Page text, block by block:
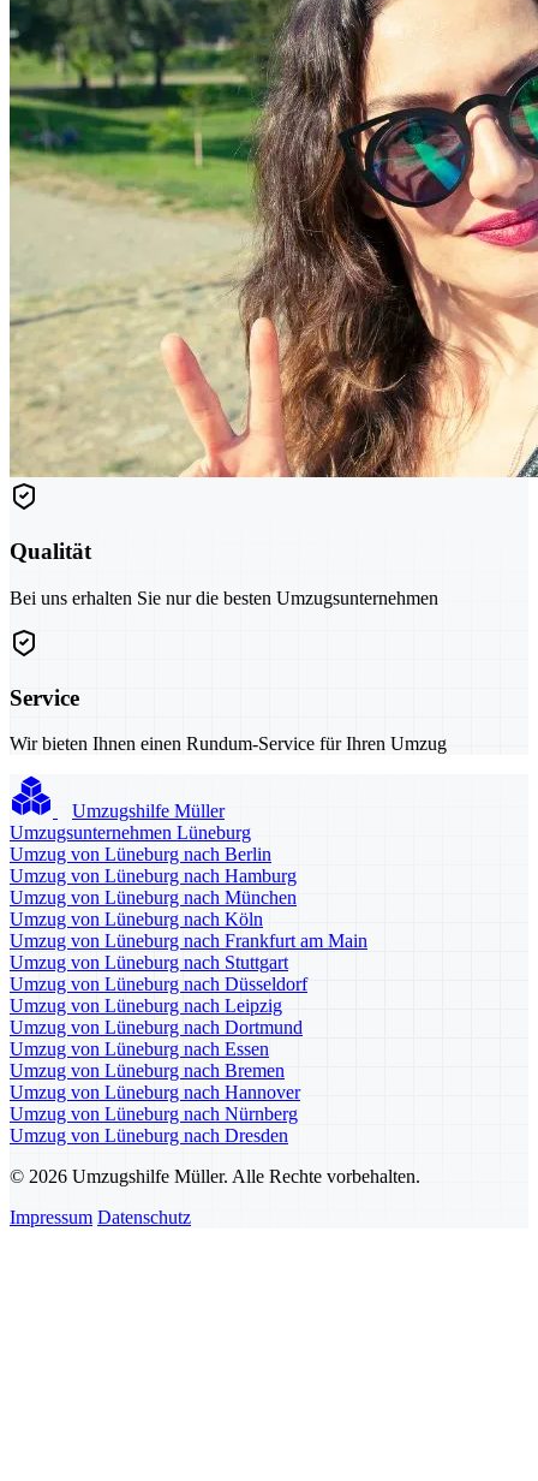
Qualität
Bei uns erhalten Sie nur die besten Umzugsunternehmen
Service
Wir bieten Ihnen einen Rundum-Service für Ihren Umzug
Umzugshilfe Müller
Umzugsunternehmen Lüneburg
Umzug von Lüneburg nach Berlin
Umzug von Lüneburg nach Hamburg
Umzug von Lüneburg nach München
Umzug von Lüneburg nach Köln
Umzug von Lüneburg nach Frankfurt am Main
Umzug von Lüneburg nach Stuttgart
Umzug von Lüneburg nach Düsseldorf
Umzug von Lüneburg nach Leipzig
Umzug von Lüneburg nach Dortmund
Umzug von Lüneburg nach Essen
Umzug von Lüneburg nach Bremen
Umzug von Lüneburg nach Hannover
Umzug von Lüneburg nach Nürnberg
Umzug von Lüneburg nach Dresden
© 2026 Umzugshilfe Müller. Alle Rechte vorbehalten.
Impressum Datenschutz